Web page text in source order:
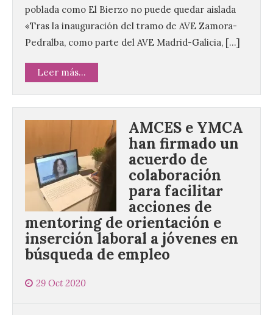
poblada como El Bierzo no puede quedar aislada
«Tras la inauguración del tramo de AVE Zamora-
Pedralba, como parte del AVE Madrid-Galicia, […]
Leer más...
AMCES e YMCA
han firmado un
acuerdo de
colaboración
para facilitar
acciones de
mentoring de orientación e
inserción laboral a jóvenes en
búsqueda de empleo
29 Oct 2020